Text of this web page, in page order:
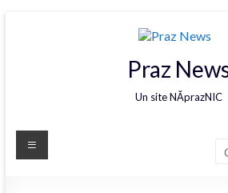
Praz
Un site NĂprazNIC